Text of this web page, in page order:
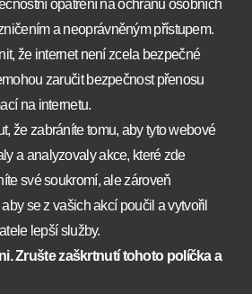
opatření na ochranu osobních
a neoprávněným přístupem.
že internet není zcela bezpečné
zaručit bezpečnost přenosu
na internetu.
že zabráníte tomu, aby tyto webové
a analyzovaly akce, které zde
své soukromí, ale zároveň
se z vašich akcí poučil a vytvořil
lepší služby.
Zrušte zaškrtnutí tohoto políčka a